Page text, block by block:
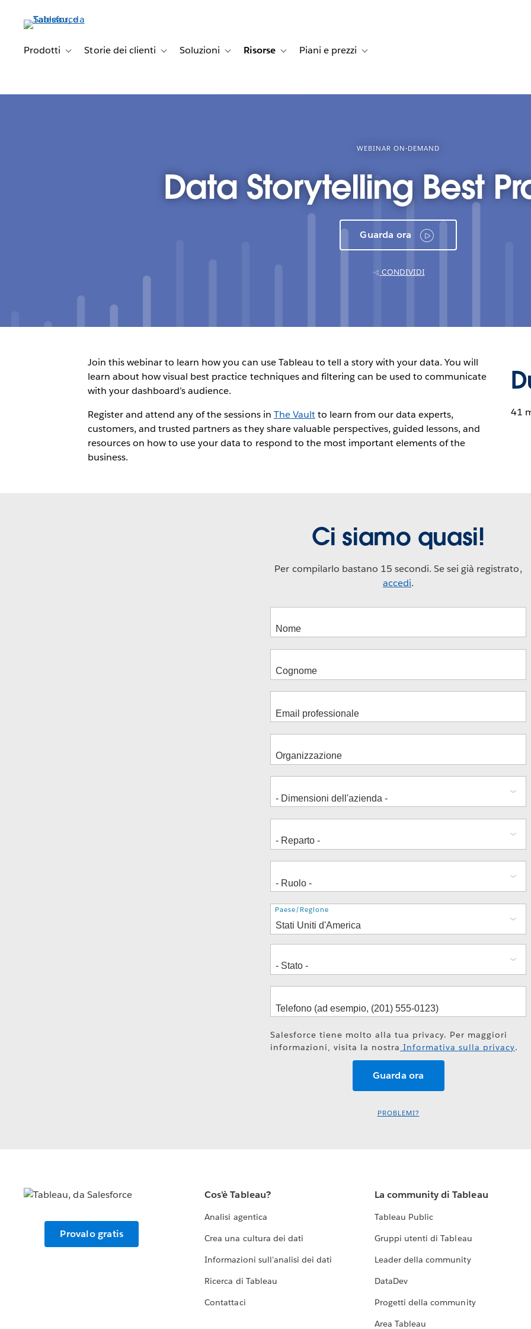
principale
Prodotti Toggle sub-navigation for Prodotti
Storie dei clienti Toggle sub-navigation for Storie dei clienti
Soluzioni Toggle sub-navigation for Soluzioni
Risorse Toggle sub-navigation for Risorse
Piani e prezzi Toggle sub-navigation for Piani e prezzi
WEBINAR ON-DEMAND
Data Storytelling Best
Guarda ora
CONDIVIDI
Join this webinar to learn how you can use Tableau to tell a story with your data. You will
learn about how visual best practice techniques and filtering can be used to communicate
with your dashboard’s audience.
Register and attend any of the sessions in The Vaultto learn from our data experts,
customers, and trusted partners as they share valuable perspectives, guided lessons, and
resources on how to use your data to respond to the most important elements of the
business.
41
Ci siamo quasi!
Per compilarlo bastano 15 secondi. Se sei già registrato,
accedi.
Indirizzo
Paese/Regione
Salesforce tiene molto alla tua privacy. Per maggiori
informazioni, visita la nostra Informativa sulla privacy.
PROBLEMI?
Provalo gratis
Cos'è Tableau?
Analisi agentica
Crea una cultura dei dati
Informazioni sull'analisi dei dati
Ricerca di Tableau
Contattaci
La community di Tableau
Tableau Public
Gruppi utenti di Tableau
Leader della community
DataDev
Progetti della community
Area Tableau